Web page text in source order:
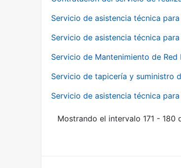
Servicio de asistencia técnica
Servicio de asistencia técnica
Servicio de Mantenimiento de
Servicio de tapicería y suministro
Servicio de asistencia técnica
Mostrando el intervalo 171 - 180